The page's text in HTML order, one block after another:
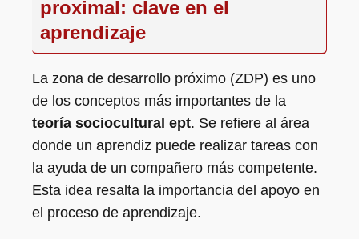
proximal: clave en el
aprendizaje
La zona de desarrollo próximo (ZDP) es uno
de los conceptos más importantes de la
teoría sociocultural ept. Se refiere al área
donde un aprendiz puede realizar tareas con
la ayuda de un compañero más competente.
Esta idea resalta la importancia del apoyo en
el proceso de aprendizaje.